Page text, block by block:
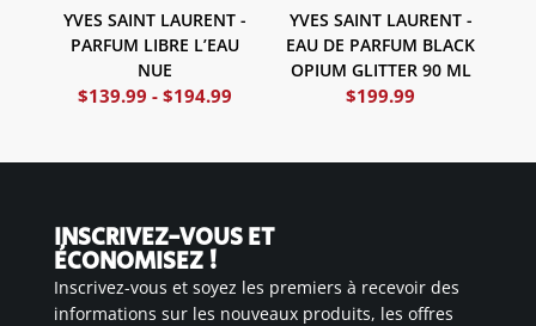
YVES SAINT LAURENT -
PARFUM LIBRE L’EAU
NUE
$139.99 -$194.99
YVES SAINT LAURENT -
EAU DE PARFUM BLACK
OPIUM GLITTER 90 ML
$199.99
INSCRIVEZ-VOUS ET
ÉCONOMISEZ !
Inscrivez-vous et soyez les premiers à recevoir des
informations sur les nouveaux produits, les offres